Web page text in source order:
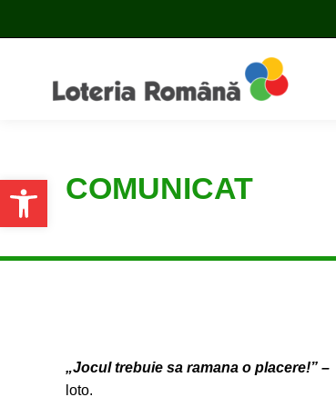
Open toolbarCOMUNICAT
„Jocul trebuie sa ramana o placere!” –
loto.